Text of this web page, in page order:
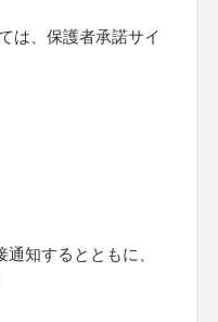
は、保護者承諾サイ
知するとともに、